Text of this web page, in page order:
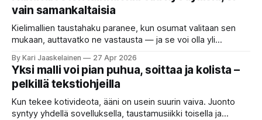
tai seulisi pitkän asiakirjakasan ydinkohdat. Vastassa on
valikoima, joka muistuttaa sovelluskauppaa steroideilla.
Jokainen ”tekoälyagentti” lupaa paljon
vain samankaltaisia
Kielimallien taustahaku paranee, kun osumat valitaan sen
mukaan, auttavatko ne vastausta — ja se voi olla yli
että kysyt työpaikan chat-robotilta: “Mitä viime kuun
kokouspäiväkirjassa päätettiin etätyöpäivistä?” Robotti
selaa arkistoja ja poimii sinulle pätkän, jossa toistellaan, mitä
etätyö tarkoittaa. Teksti on aiheeltaan lähellä kysymystä,
By Kari Jaaskelainen 27 Apr 2026
Yksi malli voi pian puhua, soittaa ja kolista –
pelkillä tekstiohjeilla
Kun tekee kotivideota, ääni on usein suurin vaiva. Juonto
syntyy yhdellä sovelluksella, taustamusiikki toisella ja